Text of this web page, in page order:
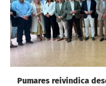
Pumares reivindica